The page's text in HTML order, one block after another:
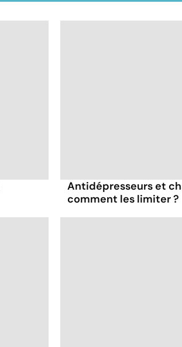
Antidépresseurs et
comment les limiter ?